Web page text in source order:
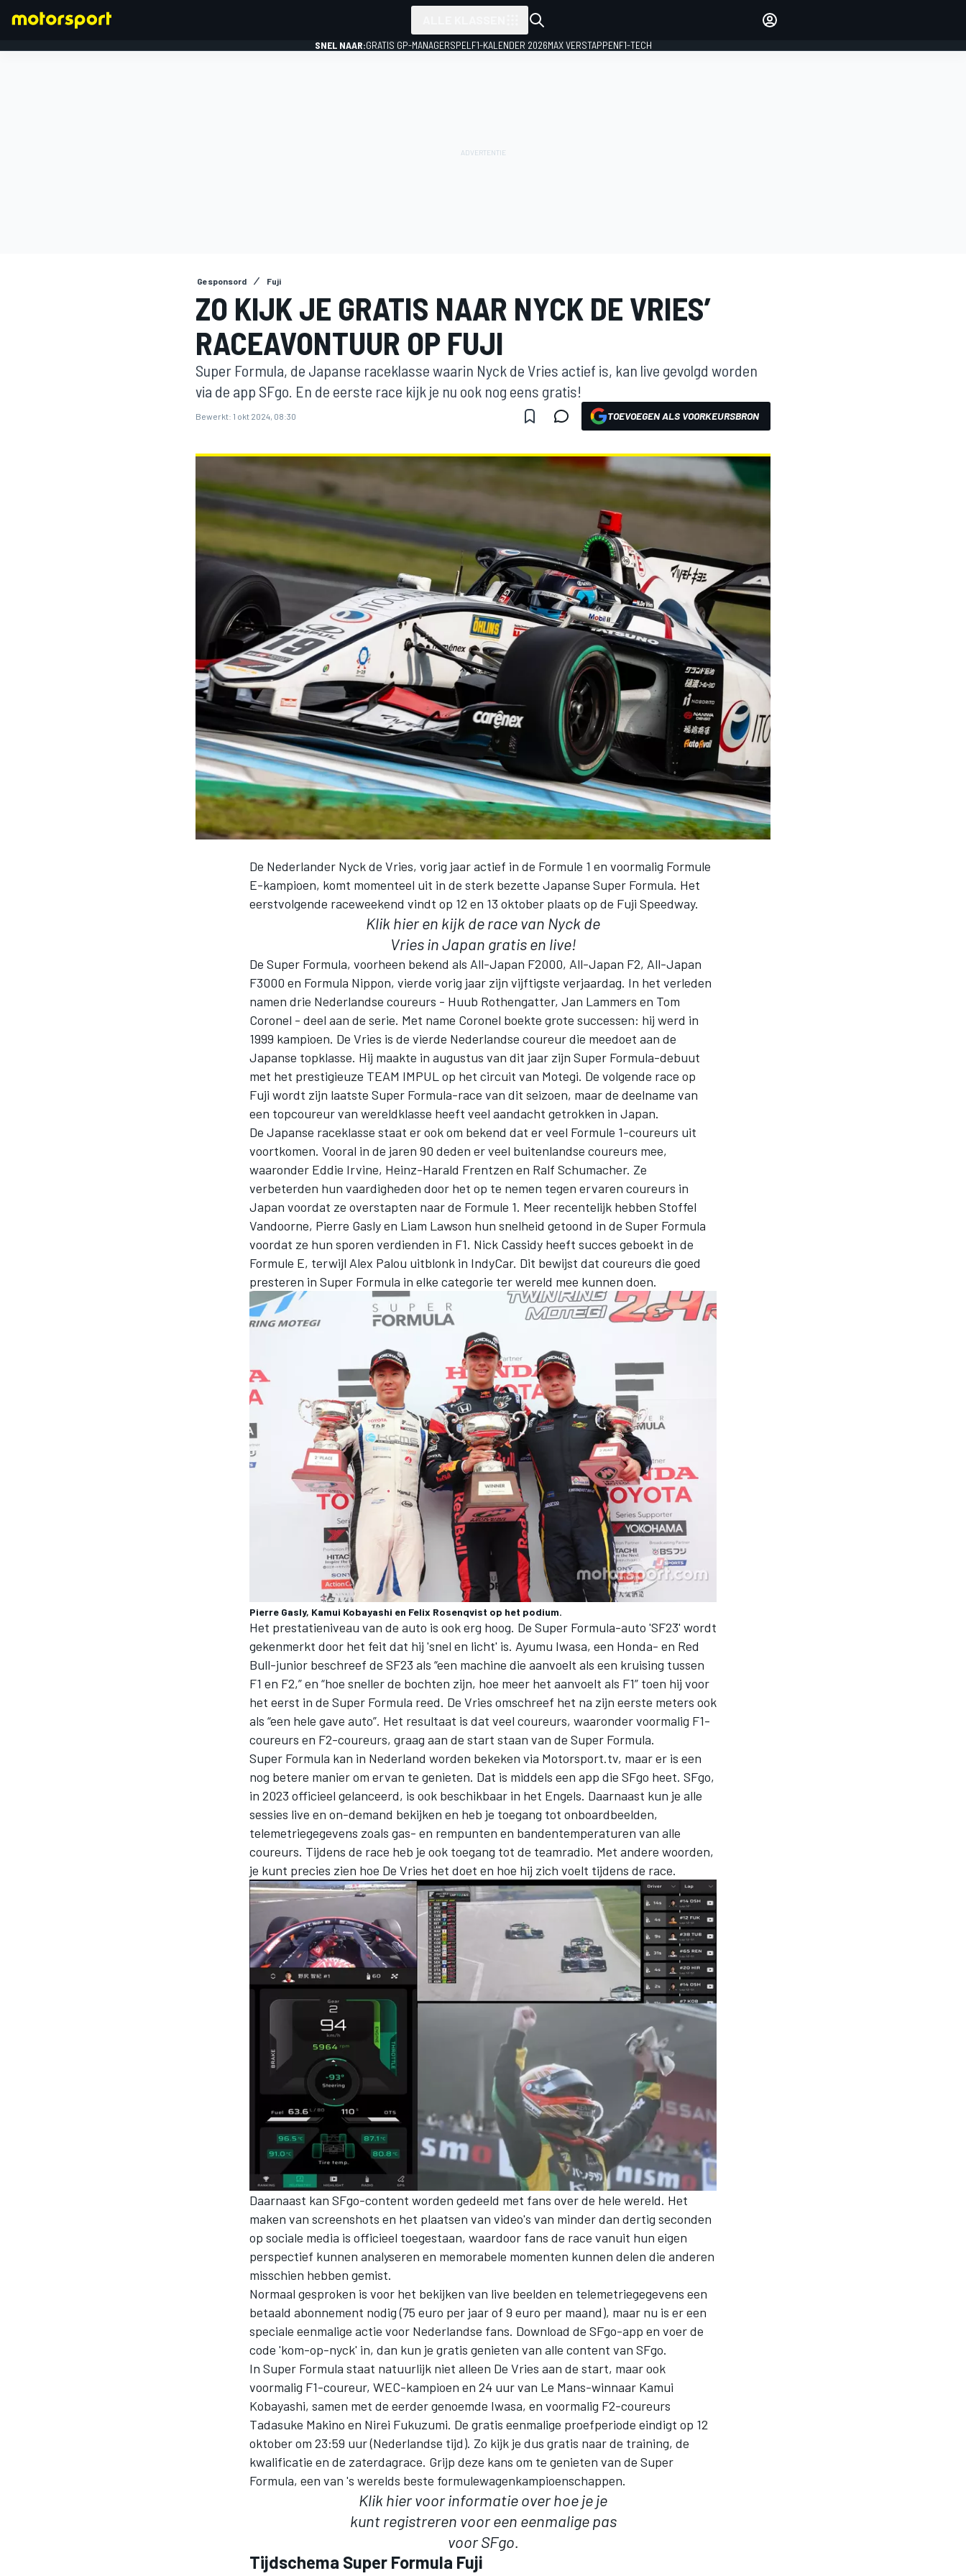
SNEL NAAR:GRATIS GP-MANAGERSPEL F1-KALENDER 2026MAX VERSTAPPENF1-TECH
Gesponsord Fuji
ZO KIJK JE GRATIS NAAR NYCK DE VRIES’
RACEAVONTUUR OP FUJI
Super Formula, de Japanse raceklasse waarin Nyck de Vries actief is, kan live gevolgd worden
via de app SFgo. En de eerste race kijk je nu ook nog eens gratis!
Bewerkt: 1 okt 2024, 08:30 TOEVOEGEN ALS VOORKEURSBRON
De Nederlander Nyck de Vries, vorig jaar actief in de Formule 1 en voormalig Formule
E-kampioen, komt momenteel uit in de sterk bezette Japanse Super Formula. Het
eerstvolgende raceweekend vindt op 12 en 13 oktober plaats op de Fuji Speedway.
Klik hieren kijk de race van Nyck de
Vries in Japan gratis en live!
De Super Formula, voorheen bekend als All-Japan F2000, All-Japan F2, All-Japan
F3000 en Formula Nippon, vierde vorig jaar zijn vijftigste verjaardag. In het verleden
namen drie Nederlandse coureurs - Huub Rothengatter, Jan Lammers en Tom
Coronel - deel aan de serie. Met name Coronel boekte grote successen: hij werd in
1999 kampioen. De Vries is de vierde Nederlandse coureur die meedoet aan de
Japanse topklasse. Hij maakte in augustus van dit jaar zijn Super Formula-debuut
met het prestigieuze TEAM IMPUL op het circuit van Motegi. De volgende race op
Fuji wordt zijn laatste Super Formula-race van dit seizoen, maar de deelname van
een topcoureur van wereldklasse heeft veel aandacht getrokken in Japan.
De Japanse raceklasse staat er ook om bekend dat er veel Formule 1-coureurs uit
voortkomen. Vooral in de jaren 90 deden er veel buitenlandse coureurs mee,
waaronder Eddie Irvine, Heinz-Harald Frentzen en Ralf Schumacher. Ze
verbeterden hun vaardigheden door het op te nemen tegen ervaren coureurs in
Japan voordat ze overstapten naar de Formule 1. Meer recentelijk hebben Stoffel
Vandoorne, Pierre Gasly en Liam Lawson hun snelheid getoond in de Super Formula
voordat ze hun sporen verdienden in F1. Nick Cassidy heeft succes geboekt in de
Formule E, terwijl Alex Palou uitblonk in IndyCar. Dit bewijst dat coureurs die goed
presteren in Super Formula in elke categorie ter wereld mee kunnen doen.
Pierre Gasly, Kamui Kobayashi en Felix Rosenqvist op het podium.
Het prestatieniveau van de auto is ook erg hoog. De Super Formula-auto 'SF23' wordt
gekenmerkt door het feit dat hij 'snel en licht' is. Ayumu Iwasa, een Honda- en Red
Bull-junior beschreef de SF23 als “een machine die aanvoelt als een kruising tussen
F1 en F2,” en “hoe sneller de bochten zijn, hoe meer het aanvoelt als F1” toen hij voor
het eerst in de Super Formula reed. De Vries omschreef het na zijn eerste meters ook
als “een hele gave auto”. Het resultaat is dat veel coureurs, waaronder voormalig F1-
coureurs en F2-coureurs, graag aan de start staan van de Super Formula.
Super Formula kan in Nederland worden bekeken via Motorsport.tv, maar er is een
nog betere manier om ervan te genieten. Dat is middels een app die SFgo heet. SFgo,
in 2023 officieel gelanceerd, is ook beschikbaar in het Engels. Daarnaast kun je alle
sessies live en on-demand bekijken en heb je toegang tot onboardbeelden,
telemetriegegevens zoals gas- en rempunten en bandentemperaturen van alle
coureurs. Tijdens de race heb je ook toegang tot de teamradio. Met andere woorden,
je kunt precies zien hoe De Vries het doet en hoe hij zich voelt tijdens de race.
Daarnaast kan SFgo-content worden gedeeld met fans over de hele wereld. Het
maken van screenshots en het plaatsen van video's van minder dan dertig seconden
op sociale media is officieel toegestaan, waardoor fans de race vanuit hun eigen
perspectief kunnen analyseren en memorabele momenten kunnen delen die anderen
misschien hebben gemist.
Normaal gesproken is voor het bekijken van live beelden en telemetriegegevens een
betaald abonnement nodig (75 euro per jaar of 9 euro per maand), maar nu is er een
speciale eenmalige actie voor Nederlandse fans. Download de SFgo-app en voer de
code 'kom-op-nyck' in, dan kun je gratis genieten van alle content van SFgo.
In Super Formula staat natuurlijk niet alleen De Vries aan de start, maar ook
voormalig F1-coureur, WEC-kampioen en 24 uur van Le Mans-winnaar Kamui
Kobayashi, samen met de eerder genoemde Iwasa, en voormalig F2-coureurs
Tadasuke Makino en Nirei Fukuzumi. De gratis eenmalige proefperiode eindigt op 12
oktober om 23:59 uur (Nederlandse tijd). Zo kijk je dus gratis naar de training, de
kwalificatie en de zaterdagrace. Grijp deze kans om te genieten van de Super
Formula, een van 's werelds beste formulewagenkampioenschappen.
Klik hier voor informatieover hoe je je
kunt registreren voor een eenmalige pas
voor SFgo.
Tijdschema Super Formula Fuji